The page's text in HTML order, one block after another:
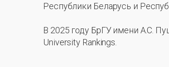
Республики Беларусь и
В 2025 году БрГУ имени А.С.
University Rankings.